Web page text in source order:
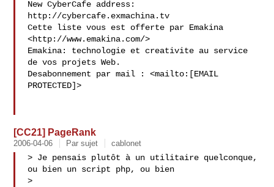
New CyberCafe address:
http://cybercafe.exmachina.tv
Cette liste vous est offerte par Emakina
<http://www.emakina.com/>
Emakina: technologie et creativite au service
de vos projets Web.
Desabonnement par mail : <mailto:[EMAIL
PROTECTED]>
[CC21] PageRank
2006-04-06 Par sujet cablonet
> Je pensais plutôt à un utilitaire quelconque,
ou bien un script php, ou bien
>